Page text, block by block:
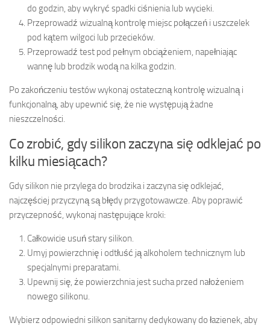
do godzin, aby wykryć spadki ciśnienia lub wycieki.
Przeprowadź wizualną kontrolę miejsc połączeń i uszczelek
pod kątem wilgoci lub przecieków.
Przeprowadź test pod pełnym obciążeniem, napełniając
wannę lub brodzik wodą na kilka godzin.
Po zakończeniu testów wykonaj ostateczną kontrolę wizualną i
funkcjonalną, aby upewnić się, że nie występują żadne
nieszczelności.
Co zrobić, gdy silikon zaczyna się odklejać po
kilku miesiącach?
Gdy silikon nie przylega do brodzika i zaczyna się odklejać,
najczęściej przyczyną są błędy przygotowawcze. Aby poprawić
przyczepność, wykonaj następujące kroki:
Całkowicie usuń stary silikon.
Umyj powierzchnię i odtłuść ją alkoholem technicznym lub
specjalnymi preparatami.
Upewnij się, że powierzchnia jest sucha przed nałożeniem
nowego silikonu.
Wybierz odpowiedni silikon sanitarny dedykowany do łazienek, aby